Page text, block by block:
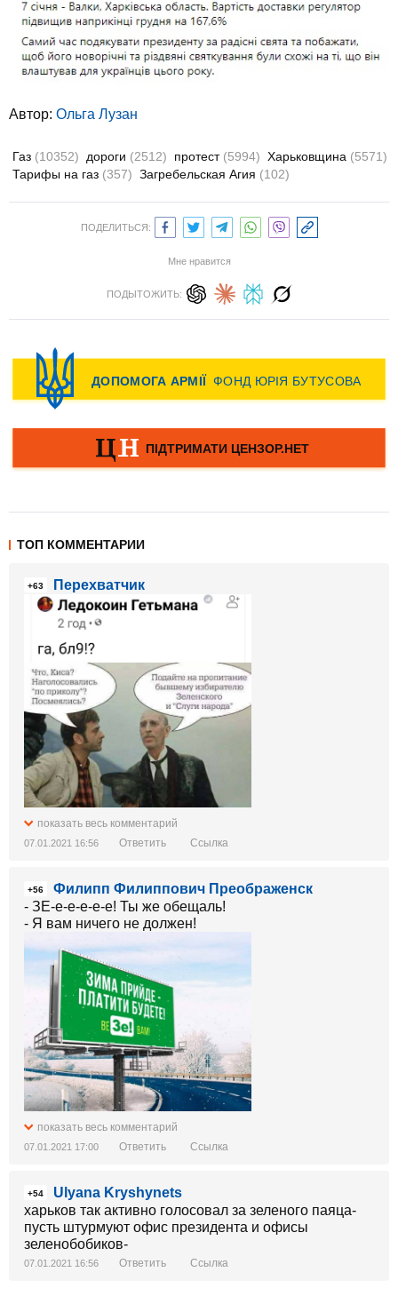
Автор: Ольга Лузан
Газ (10352) дороги (2512) протест (5994) Харьковщина (5571)
Тарифы на газ (357) Загребельская Агия (102)
ПОДЕЛИТЬСЯ:
Мне нравится
ПОДЫТОЖИТЬ:
ТОП КОММЕНТАРИИ
+63 Перехватчик
показать весь комментарий
07.01.2021 16:56 Ответить Ссылка
+56
Филипп Филиппович Преображенск
- ЗЕ-е-е-е-е-е! Ты же обещаль!
- Я вам ничего не должен!
показать весь комментарий
07.01.2021 17:00 Ответить Ссылка
+54
Ulyana Kryshynets
харьков так активно голосовал за зеленого паяца-
пусть штурмуют офис президента и офисы
зеленобобиков-
07.01.2021 16:56 Ответить Ссылка